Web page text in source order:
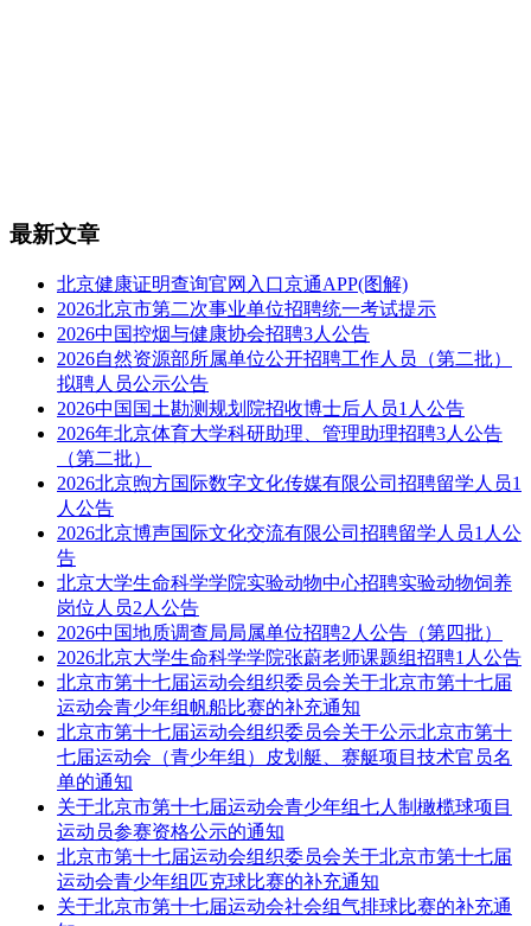
最新文章
北京健康证明查询官网入口京通APP(图解)
2026北京市第二次事业单位招聘统一考试提示
2026中国控烟与健康协会招聘3人公告
2026自然资源部所属单位公开招聘工作人员（第二批）
拟聘人员公示公告
2026中国国土勘测规划院招收博士后人员1人公告
2026年北京体育大学科研助理、管理助理招聘3人公告
（第二批）
2026北京煦方国际数字文化传媒有限公司招聘留学人员1
人公告
2026北京博声国际文化交流有限公司招聘留学人员1人公
告
北京大学生命科学学院实验动物中心招聘实验动物饲养
岗位人员2人公告
2026中国地质调查局局属单位招聘2人公告（第四批）
2026北京大学生命科学学院张蔚老师课题组招聘1人公告
北京市第十七届运动会组织委员会关于北京市第十七届
运动会青少年组帆船比赛的补充通知
北京市第十七届运动会组织委员会关于公示北京市第十
七届运动会（青少年组）皮划艇、赛艇项目技术官员名
单的通知
关于北京市第十七届运动会青少年组七人制橄榄球项目
运动员参赛资格公示的通知
北京市第十七届运动会组织委员会关于北京市第十七届
运动会青少年组匹克球比赛的补充通知
关于北京市第十七届运动会社会组气排球比赛的补充通